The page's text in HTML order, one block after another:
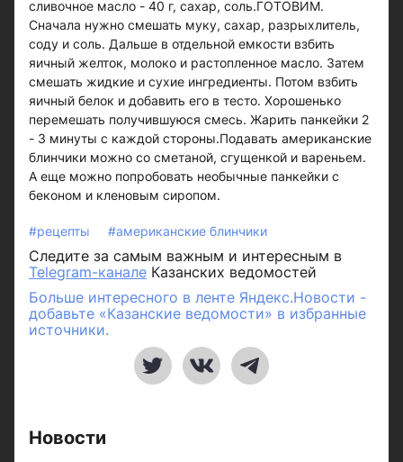
сливочное масло - 40 г, сахар, соль.ГОТОВИМ.
Сначала нужно смешать муку, сахар, разрыхлитель,
соду и соль. Дальше в отдельной емкости взбить
яичный желток, молоко и растопленное масло. Затем
смешать жидкие и сухие ингредиенты. Потом взбить
яичный белок и добавить его в тесто. Хорошенько
перемешать получившуюся смесь. Жарить панкейки 2
- 3 минуты с каждой стороны.Подавать американские
блинчики можно со сметаной, сгущенкой и вареньем.
А еще можно попробовать необычные панкейки с
беконом и кленовым сиропом.
#рецепты #американские блинчики
Следите за самым важным и интересным в
Telegram-канале Казанских ведомостей
Больше интересного в ленте Яндекс.Новости -
добавьте «Казанские ведомости» в избранные
источники.
Новости